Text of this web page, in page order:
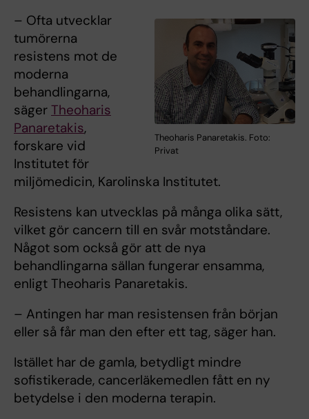
Theoharis Panaretakis. Foto:
Privat
– Ofta utvecklar
tumörerna
resistens mot de
moderna
behandlingarna,
säger Theoharis
Panaretakis,
forskare vid
Institutet för
miljömedicin, Karolinska Institutet.
Resistens kan utvecklas på många olika sätt,
vilket gör cancern till en svår motståndare.
Något som också gör att de nya
behandlingarna sällan fungerar ensamma,
enligt Theoharis Panaretakis.
– Antingen har man resistensen från början
eller så får man den efter ett tag, säger han.
Istället har de gamla, betydligt mindre
sofistikerade, cancerläkemedlen fått en ny
betydelse i den moderna terapin.